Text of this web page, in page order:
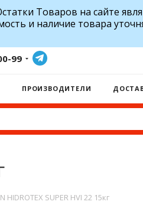
Товаров на сайте
и наличие товара
99
ПРОИЗВОДИТЕЛИ
HIDROTEX SUPER HVI 22 15кг